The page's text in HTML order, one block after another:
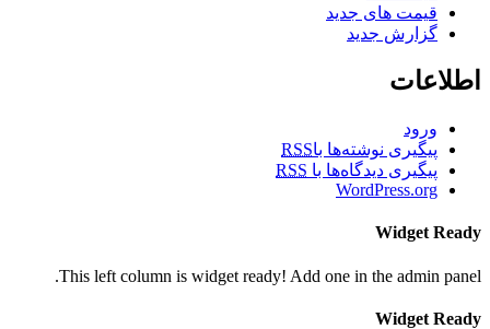
قیمت های جدید
گزارش جدید
اطلاعات
ورود
پیگیری نوشته‌ها باRSS
پیگیری دیدگاه‌ها با RSS
WordPress.org
Widget Ready
This left column is widget ready! Add one in the admin panel.
Widget Ready